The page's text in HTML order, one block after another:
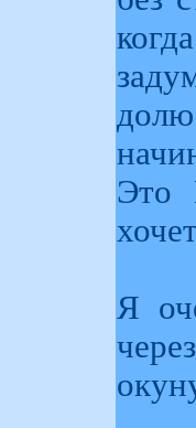
Это
Я